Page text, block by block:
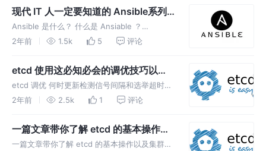
配置对于大多数用户来说应该足
现代 IT 人一定要知道的 Ansible系列
教程：是什么Ansible ？
Ansible 是什么？ 什么是 Ansiable ？
Ansiable 是新出现的自动化运维工具，基于
（puppet、chef、func、fabric）的优点
2年前 1.5k 5 评论
etcd 使用这必知必会的调优技巧以及
常见问题
etcd 调优 何时更新检测信号间隔和选举超时设
置 etcd 中的默认设置应该适用于平均网络延迟
中心或通过高延迟网络使用 etcd 时，可能需要
调整检测信号间
2年前 2.5k 1 评论
一篇文章带你了解 etcd 的基本操作以
及集群配置🤪
一篇文章带你了解 etcd 的基本操作以及集群配